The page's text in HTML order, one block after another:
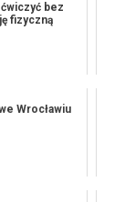
bez
fizyczną
Wrocławiu